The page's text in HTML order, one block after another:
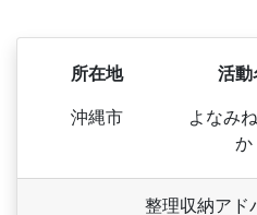
所在地
沖縄市
活動
よなみ
か
整理収納アド